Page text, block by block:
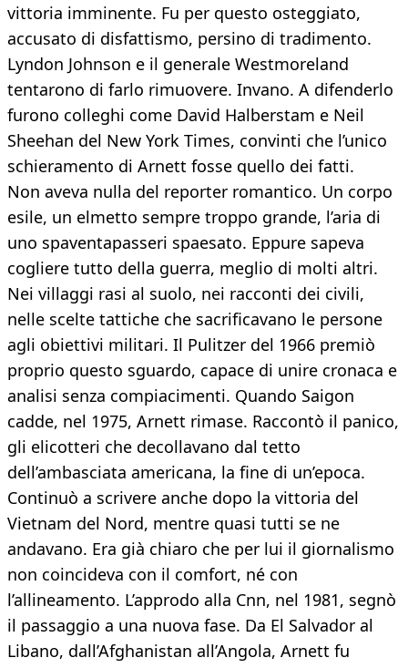
vittoria imminente. Fu per questo osteggiato,
accusato di disfattismo, persino di tradimento.
Lyndon Johnson e il generale Westmoreland
tentarono di farlo rimuovere. Invano. A difenderlo
furono colleghi come David Halberstam e Neil
Sheehan del New York Times, convinti che l’unico
schieramento di Arnett fosse quello dei fatti.
Non aveva nulla del reporter romantico. Un corpo
esile, un elmetto sempre troppo grande, l’aria di
uno spaventapasseri spaesato. Eppure sapeva
cogliere tutto della guerra, meglio di molti altri.
Nei villaggi rasi al suolo, nei racconti dei civili,
nelle scelte tattiche che sacrificavano le persone
agli obiettivi militari. Il Pulitzer del 1966 premiò
proprio questo sguardo, capace di unire cronaca e
analisi senza compiacimenti. Quando Saigon
cadde, nel 1975, Arnett rimase. Raccontò il panico,
gli elicotteri che decollavano dal tetto
dell’ambasciata americana, la fine di un’epoca.
Continuò a scrivere anche dopo la vittoria del
Vietnam del Nord, mentre quasi tutti se ne
andavano. Era già chiaro che per lui il giornalismo
non coincideva con il comfort, né con
l’allineamento. L’approdo alla Cnn, nel 1981, segnò
il passaggio a una nuova fase. Da El Salvador al
Libano, dall’Afghanistan all’Angola, Arnett fu